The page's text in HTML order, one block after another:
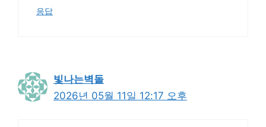
응답
빛나는벽돌
2026년 05월 11일 12:17 오후